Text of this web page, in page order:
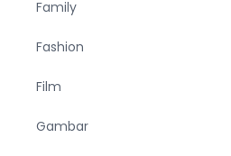
Family
Fashion
Film
Gambar